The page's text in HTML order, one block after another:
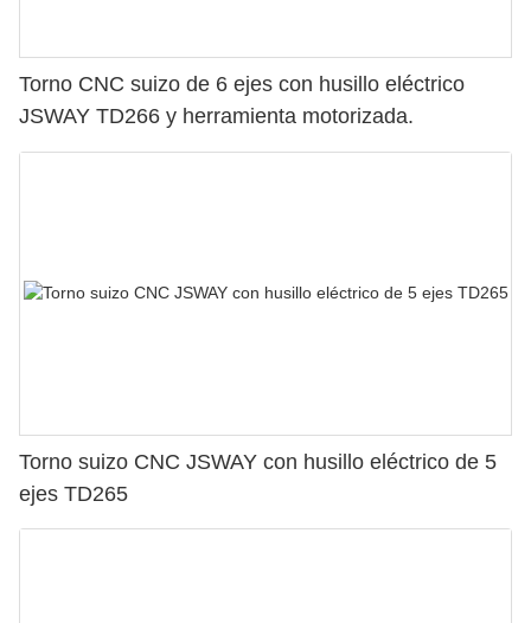
Torno CNC suizo de 6 ejes con husillo eléctrico
JSWAY TD266 y herramienta motorizada.
Torno suizo CNC JSWAY con husillo eléctrico de 5
ejes TD265